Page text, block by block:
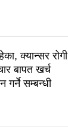
क्यान्सर रोगी
बापत खर्च
गर्ने सम्बन्धी